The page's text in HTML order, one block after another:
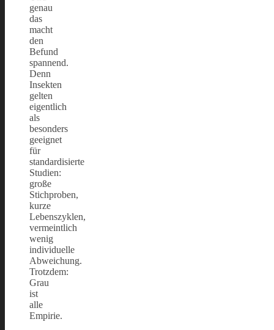
genau
das
macht
den
Befund
spannend.
Denn
Insekten
gelten
eigentlich
als
besonders
geeignet
für
standardisierte
Studien:
große
Stichproben,
kurze
Lebenszyklen,
vermeintlich
wenig
individuelle
Abweichung.
Trotzdem:
Grau
ist
alle
Empirie.